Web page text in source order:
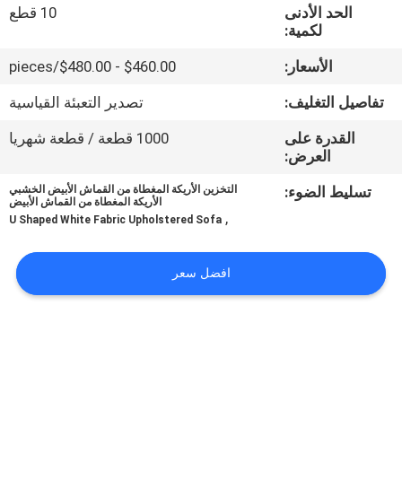
المعمل
رقابة
جودة
بنا
الحد الأدنى
لكمية:
10 قطع
الأسعار:
$460.00 - $480.00/pieces
تفاصيل التغليف:
تصدير التعبئة القياسية
القدرة على
العرض:
1000 قطعة / قطعة شهريا
تسليط الضوء:
التخزين الأريكة المغطاة من القماش الأبيض الخشبي
الأريكة المغطاة من القماش الأبيض
,
U Shaped White Fabric Upholstered Sofa
افضل سعر